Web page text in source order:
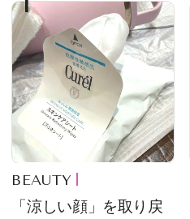
BEAUTY
「涼しい顔」を取り戻